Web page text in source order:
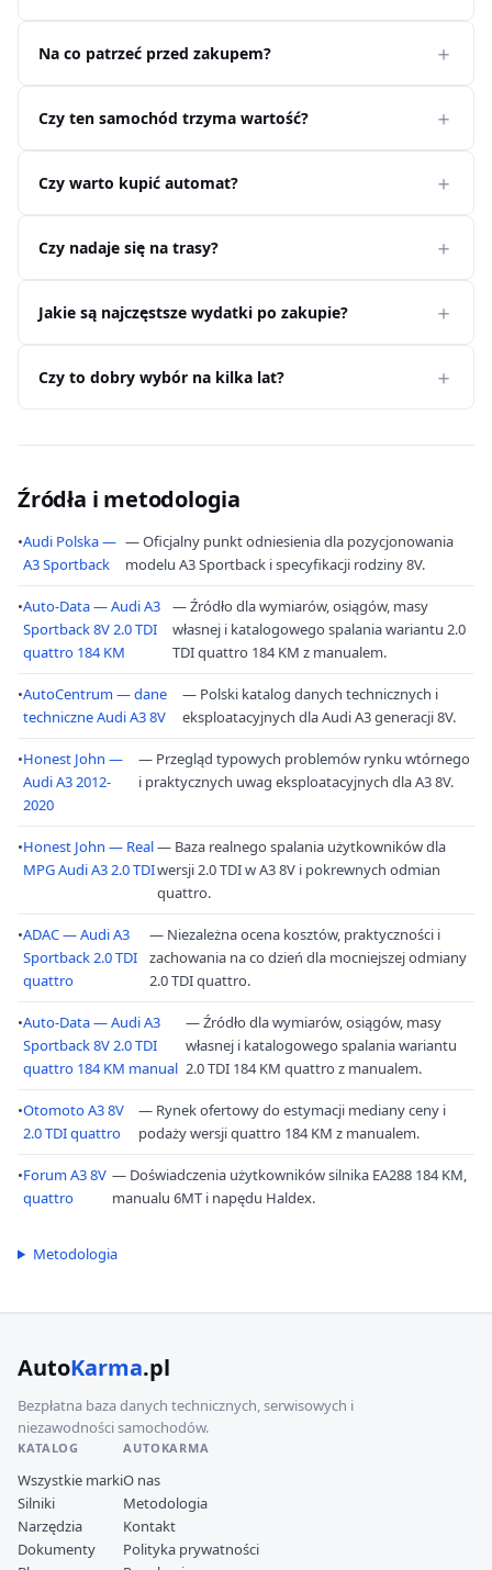
Na co patrzeć przed zakupem?
Czy ten samochód trzyma wartość?
Czy warto kupić automat?
Czy nadaje się na trasy?
Jakie są najczęstsze wydatki po zakupie?
Czy to dobry wybór na kilka lat?
Źródła i metodologia
•Audi Polska —
A3 Sportback
— Oficjalny punkt odniesienia dla pozycjonowania
modelu A3 Sportback i specyfikacji rodziny 8V.
•Auto-Data — Audi A3
Sportback 8V 2.0 TDI
quattro 184 KM
— Źródło dla wymiarów, osiągów, masy
własnej i katalogowego spalania wariantu 2.0
TDI quattro 184 KM z manualem.
•AutoCentrum — dane
techniczne Audi A3 8V
— Polski katalog danych technicznych i
eksploatacyjnych dla Audi A3 generacji 8V.
•Honest John —
Audi A3 2012-
2020
— Przegląd typowych problemów rynku wtórnego
i praktycznych uwag eksploatacyjnych dla A3 8V.
•Honest John — Real
MPG Audi A3 2.0 TDI
— Baza realnego spalania użytkowników dla
wersji 2.0 TDI w A3 8V i pokrewnych odmian
quattro.
•ADAC — Audi A3
Sportback 2.0 TDI
quattro
— Niezależna ocena kosztów, praktyczności i
zachowania na co dzień dla mocniejszej odmiany
2.0 TDI quattro.
•Auto-Data — Audi A3
Sportback 8V 2.0 TDI
quattro 184 KM manual
— Źródło dla wymiarów, osiągów, masy
własnej i katalogowego spalania wariantu
2.0 TDI 184 KM quattro z manualem.
•Otomoto A3 8V
2.0 TDI quattro
— Rynek ofertowy do estymacji mediany ceny i
podaży wersji quattro 184 KM z manualem.
•Forum A3 8V
quattro
— Doświadczenia użytkowników silnika EA288 184 KM,
manualu 6MT i napędu Haldex.
Metodologia
AutoKarma.pl
Bezpłatna baza danych technicznych, serwisowych i
niezawodności samochodów.
KATALOG
Wszystkie marki
Silniki
Narzędzia
Dokumenty
AUTOKARMA
O nas
Metodologia
Kontakt
Polityka prywatności